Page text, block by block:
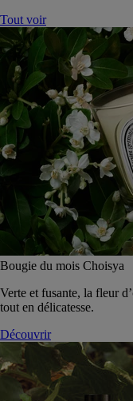
Tout voir
Bougie du mois Choisya
Verte et fusante, la fleur
tout en délicatesse.
Découvrir